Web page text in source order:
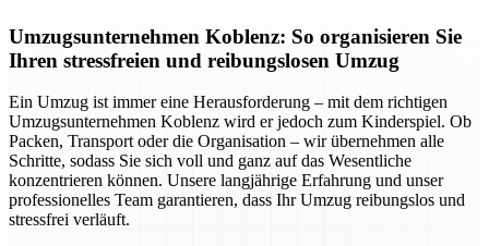
Umzugsunternehmen Koblenz: So organisieren Sie
Ihren stressfreien und reibungslosen Umzug
Ein Umzug ist immer eine Herausforderung – mit dem richtigen
Umzugsunternehmen Koblenz wird er jedoch zum Kinderspiel. Ob
Packen, Transport oder die Organisation – wir übernehmen alle
Schritte, sodass Sie sich voll und ganz auf das Wesentliche
konzentrieren können. Unsere langjährige Erfahrung und unser
professionelles Team garantieren, dass Ihr Umzug reibungslos und
stressfrei verläuft.